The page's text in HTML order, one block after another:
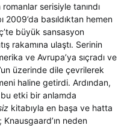
serisiyle tanındı
2009’da basıldıktan hemen
büyük sansasyon
rakamına ulaştı. Serinin
ve Avrupa’ya sıçradı ve
üzerinde dile çevrilerek
haline getirdi. Ardından,
etki bir anlamda
kitabıyla en başa ve hatta
neden